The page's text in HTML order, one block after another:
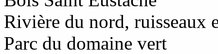
Rivière du nord, ruisseaux
Parc du domaine vert